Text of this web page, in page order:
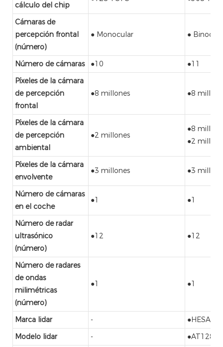
cálculo del chip
Cámaras de
percepción frontal
(número)
● Monocular ●
Número de cámaras ●10
●11
Píxeles de la cámara
de percepción
frontal
●8 millones ●8
Píxeles de la cámara
de percepción
ambiental
●2 millones
●8
●2
Píxeles de la cámara
envolvente
●3 millones ●3
Número de cámaras
en el coche
●1 ●1
Número de radar
ultrasónico
(número)
●12 ●12
Número de radares
de ondas
milimétricas
(número)
●1 ●1
Marca lidar -
●HESAI
Modelo lidar
-
●AT128